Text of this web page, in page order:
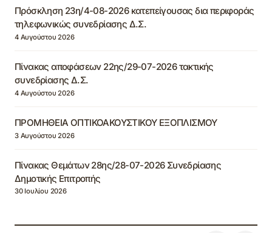
Πρόσκληση 23η/4-08-2026 κατεπείγουσας δια περιφοράς
τηλεφωνικώς συνεδρίασης Δ.Σ.
4 Αυγούστου 2026
Πίνακας αποφάσεων 22ης/29-07-2026 τακτικής
συνεδρίασης Δ.Σ.
4 Αυγούστου 2026
ΠΡΟΜΗΘΕΙΑ ΟΠΤΙΚΟΑΚΟΥΣΤΙΚΟΥ ΕΞΟΠΛΙΣΜΟΥ
3 Αυγούστου 2026
Πίνακας Θεμάτων 28ης/28-07-2026 Συνεδρίασης
Δημοτικής Επιτροπής
30 Ιουλίου 2026